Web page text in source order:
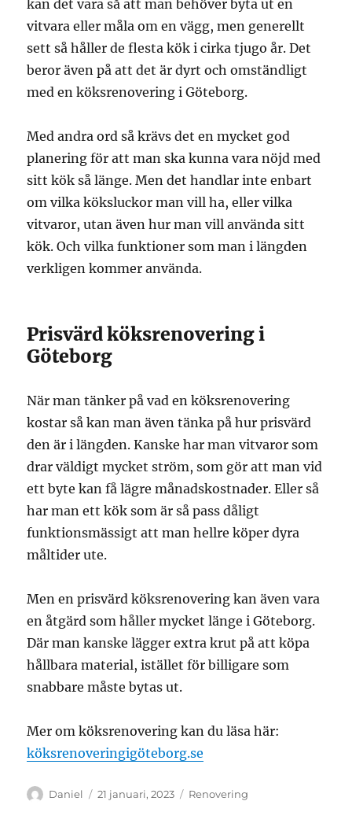
kan det vara så att man behöver byta ut en
vitvara eller måla om en vägg, men generellt
sett så håller de flesta kök i cirka tjugo år. Det
beror även på att det är dyrt och omständligt
med en köksrenovering i Göteborg.
Med andra ord så krävs det en mycket god
planering för att man ska kunna vara nöjd med
sitt kök så länge. Men det handlar inte enbart
om vilka köksluckor man vill ha, eller vilka
vitvaror, utan även hur man vill använda sitt
kök. Och vilka funktioner som man i längden
verkligen kommer använda.
Prisvärd köksrenovering i
Göteborg
När man tänker på vad en köksrenovering
kostar så kan man även tänka på hur prisvärd
den är i längden. Kanske har man vitvaror som
drar väldigt mycket ström, som gör att man vid
ett byte kan få lägre månadskostnader. Eller så
har man ett kök som är så pass dåligt
funktionsmässigt att man hellre köper dyra
måltider ute.
Men en prisvärd köksrenovering kan även vara
en åtgärd som håller mycket länge i Göteborg.
Där man kanske lägger extra krut på att köpa
hållbara material, istället för billigare som
snabbare måste bytas ut.
Mer om köksrenovering kan du läsa här:
köksrenoveringigöteborg.se
Författare
Daniel
Publicerat
21 januari, 2023 Kategorier
Renovering